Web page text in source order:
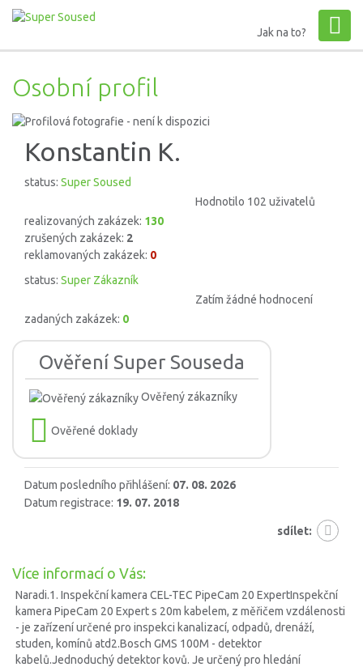
Jak na to?
Osobní profil
Konstantin K.
status: Super Soused
Hodnotilo 102 uživatelů
realizovaných zakázek: 130
zrušených zakázek: 2
reklamovaných zakázek: 0
status: Super Zákazník
Zatím žádné hodnocení
zadaných zakázek: 0
Ověření Super Souseda
Ověřený zákazníky
Ověřené doklady
Datum posledního přihlášení: 07. 08. 2026
Datum registrace: 19. 07. 2018
sdílet:
Více informací o Vás:
Naradi.1. Inspekční kamera CEL-TEC PipeCam 20 ExpertInspekční
kamera PipeCam 20 Expert s 20m kabelem, z měřičem vzdálenosti
- je zařízení určené pro inspekci kanalizací, odpadů, drenáží,
studen, komínů atd2.Bosch GMS 100M - detektor
kabelů.Jednoduchý detektor kovů. Je určený pro hledání